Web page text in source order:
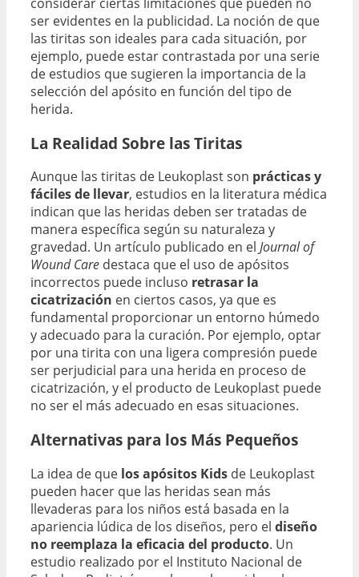
ser evidentes en la publicidad. La noción de que
las tiritas son ideales para cada situación, por
ejemplo, puede estar contrastada por una serie
de estudios que sugieren la importancia de la
selección del apósito en función del tipo de
herida.
La Realidad Sobre las Tiritas
Aunque las tiritas de Leukoplast son prácticas y
fáciles de llevar, estudios en la literatura médica
indican que las heridas deben ser tratadas de
manera específica según su naturaleza y
gravedad. Un artículo publicado en el Journal of
Wound Care destaca que el uso de apósitos
incorrectos puede incluso retrasar la
cicatrización en ciertos casos, ya que es
fundamental proporcionar un entorno húmedo
y adecuado para la curación. Por ejemplo, optar
por una tirita con una ligera compresión puede
ser perjudicial para una herida en proceso de
cicatrización, y el producto de Leukoplast puede
no ser el más adecuado en esas situaciones.
Alternativas para los Más Pequeños
La idea de que los apósitos Kids de Leukoplast
pueden hacer que las heridas sean más
llevaderas para los niños está basada en la
apariencia lúdica de los diseños, pero el diseño
no reemplaza la eficacia del producto. Un
estudio realizado por el Instituto Nacional de